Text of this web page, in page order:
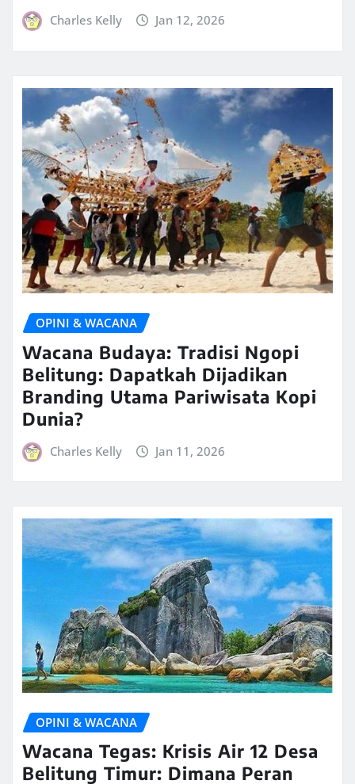
Charles Kelly Jan 12, 2026
OPINI & WACANA
Wacana Budaya: Tradisi Ngopi
Belitung: Dapatkah Dijadikan
Branding Utama Pariwisata Kopi
Dunia?
Charles Kelly Jan 11, 2026
OPINI & WACANA
Wacana Tegas: Krisis Air 12 Desa
Belitung Timur: Dimana Peran